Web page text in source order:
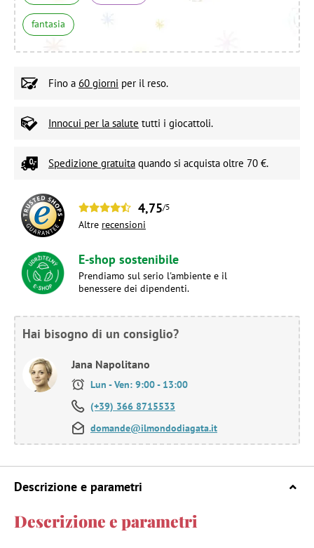
fantasia
Fino a 60 giorni per il reso.
Innocui per la salute tutti i giocattoli.
Spedizione gratuita quando si acquista oltre 70 €.
4,75/5
Altre recensioni
E-shop sostenibile
Prendiamo sul serio l'ambiente e il
benessere dei dipendenti.
Hai bisogno di un consiglio?
Jana Napolitano
Lun - Ven: 9:00 - 13:00
(+39) 366 8715533
domande@ilmondodiagata.it
Descrizione e parametri
Descrizione e parametri